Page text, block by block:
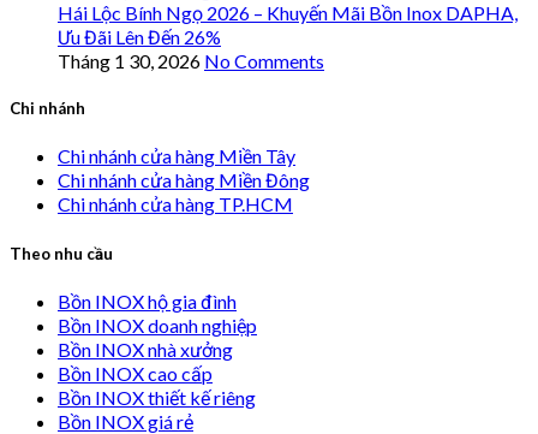
Hái Lộc Bính Ngọ 2026 – Khuyến Mãi Bồn Inox DAPHA,
Ưu Đãi Lên Đến 26%
Tháng 1 30, 2026 No Comments
Chi nhánh
Chi nhánh cửa hàng Miền Tây
Chi nhánh cửa hàng Miền Đông
Chi nhánh cửa hàng TP.HCM
Theo nhu cầu
Bồn INOX hộ gia đình
Bồn INOX doanh nghiệp
Bồn INOX nhà xưởng
Bồn INOX cao cấp
Bồn INOX thiết kế riêng
Bồn INOX giá rẻ